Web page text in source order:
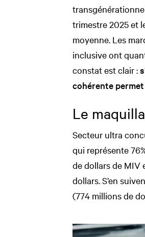
trimestre 2025 et
moyenne. Les
inclusive ont
constat est clair :
cohérente
Le
Secteur ultra
qui représente
de dollars de MIV
dollars. S’en
(774 millions de